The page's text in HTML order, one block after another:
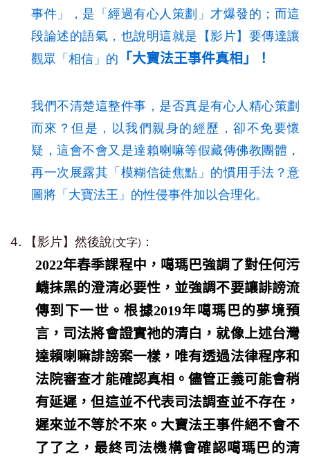
事件」，是「經過有心人策劃」才爆發的；而這
段論述的語氣，也說明這就是【影片】要傳達讓
觀眾「相信」的 「大寶法王事件真相」！
我們不清楚這整件事，是否真是有心人精心策劃
而來？但是，以我們親身的經歷，卻不免要懷
疑，這會不會又是達賴喇嘛等假藏傳佛教團體，
再一次展露其「模糊信徒焦點」的慣用手法？意
圖將「大寶法王」的性侵事件加以合理化。
4. 【影片】然後說(文字) ：
2022年春季課程中，噶瑪巴強調了對任何污
衊抹黑的澄清必要性，並強調不要讓誹謗流
傳到下一世。根據2019年噶瑪巴的夢境預
言，司法將會證實祂的清白，就像上述台灣
達賴喇嘛誹謗案一樣，唯有透過法律程序和
法院審查才能確認真相。儘管正義可能會稍
有延遲，但這並不代表司法調查並不存在，
遲來並不等於不來。大寶法王事件絕不會不
了了之，最終司法機構會確認噶瑪巴的清